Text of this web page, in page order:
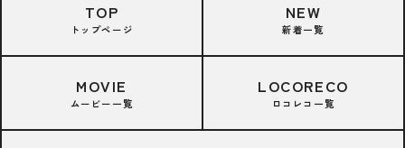
TOP
トップページ
NEW
新着一覧
MOVIE
ムービー一覧
LOCORECO
ロコレコ一覧